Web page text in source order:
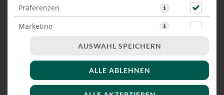
Präferenzen
Marketing
AUSWAHL SPEICHERN
ALLE ABLEHNEN
mit 150g Rindfleisch, Parmesan, Rucola, Zwiebeln,
Tomaten, Pesto-Verde, Rosmarin & Burger Soße